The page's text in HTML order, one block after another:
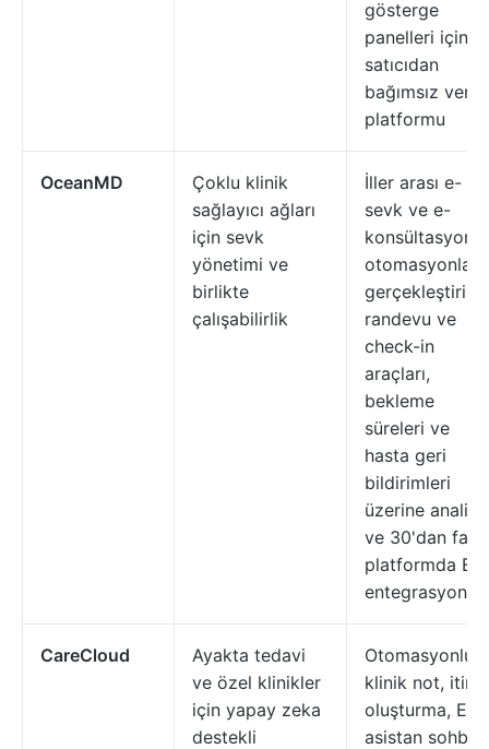
gösterge
panelleri için
satıcıdan
bağımsız veri
platformu
OceanMD
Çoklu klinik
sağlayıcı ağları
için sevk
yönetimi ve
birlikte
çalışabilirlik
İller arası e-
sevk ve e-
otomasyonla
gerçekleştirilen
randevu ve
check-in
araçları,
bekleme
süreleri ve
hasta geri
bildirimleri
üzerine
ve 30'dan
platformda
CareCloud
Ayakta tedavi
ve özel klinikler
için yapay zeka
destekli
Otomasyonlu
klinik not,
oluşturma,
asistan